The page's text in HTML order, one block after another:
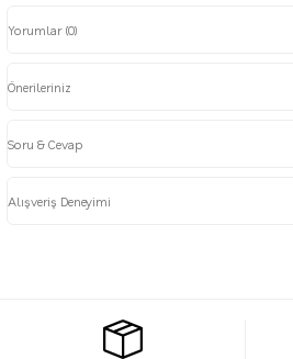
Yorumlar (0)
Önerileriniz
Soru & Cevap
Alışveriş Deneyimi